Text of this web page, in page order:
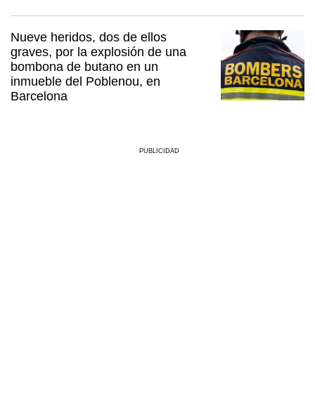
Nueve heridos, dos de ellos
graves, por la explosión de una
bombona de butano en un
inmueble del Poblenou, en
Barcelona
PUBLICIDAD